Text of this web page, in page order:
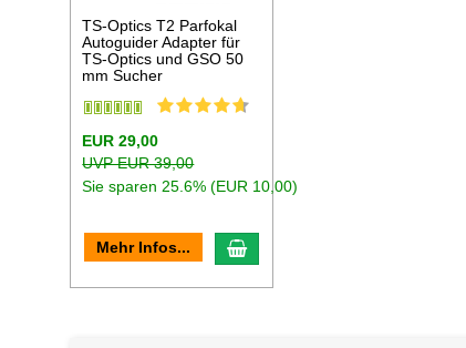
TS-Optics T2 Parfokal
Autoguider Adapter für
TS-Optics und GSO 50
mm Sucher
EUR 29,00
UVP EUR 39,00
Sie sparen 25.6% (EUR 10,00)
Mehr Infos... In den Warenkorb